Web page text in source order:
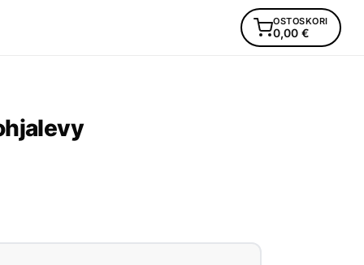
OSTOSKORI
0,00 €